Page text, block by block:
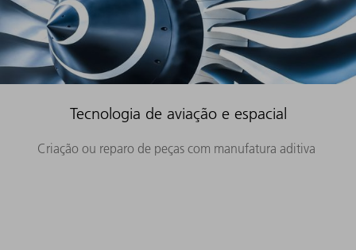
Tecnologia de aviação e espacial
Criação ou reparo de peças com manufatura aditiva